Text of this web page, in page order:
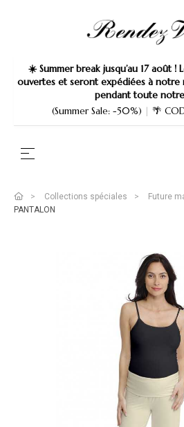
☀️ Summer break jusqu’au 17 août !
ouvertes et seront expédiées à
pendant toute
(Summer Sale: -50%) | 🌴
Basculer la navigation
☰
Collections spéciales Future
PANTALON